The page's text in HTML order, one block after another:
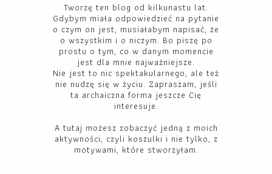
Tworzę ten blog od kilkunastu lat.
Gdybym miała odpowiedzieć na pytanie
o czym on jest, musiałabym napisać, że
o wszystkim i o niczym. Bo piszę po
prostu o tym, co w danym momencie
jest dla mnie najważniejsze.
Nie jest to nic spektakularnego, ale też
nie nudzę się w życiu. Zapraszam, jeśli
ta archaiczna forma jeszcze Cię
interesuje.
A tutaj możesz zobaczyć jedną z moich
aktywności, czyli koszulki i nie tylko, z
motywami, które stworzyłam.